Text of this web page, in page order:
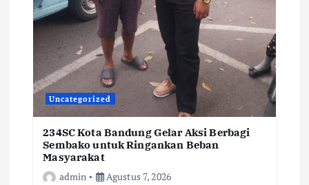
Uncategorized
234SC Kota Bandung Gelar Aksi Berbagi
Sembako untuk Ringankan Beban
Masyarakat
admin
Agustus 7, 2026